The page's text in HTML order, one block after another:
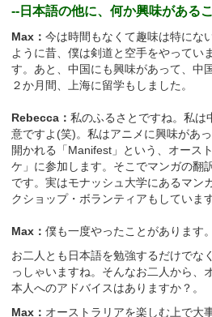
--日本語の他に、何か興味がある
Max： 今は時間もなくて趣味は特にな
ように昔、僕は剣道と空手をやってい
す。あと、中国にも興味があって、中
２か月間、上海に留学もしました。
Rebecca： 私のふるさとですね。私は
意ですよ(笑)。私はアニメに興味があ
開かれる「Manifest」という、オース
ケ」に参加します。そこでマンガの翻
です。実はモナッシュ大学にあるマン
クショップ・ボランティアもしています
Max： 僕も一度やったことがあります。
お二人とも日本語を勉強するだけでな
っしゃいますね。そんなお二人から、
本人へのアドバイスはありますか？。
Max： オーストラリアを楽しむ上で大